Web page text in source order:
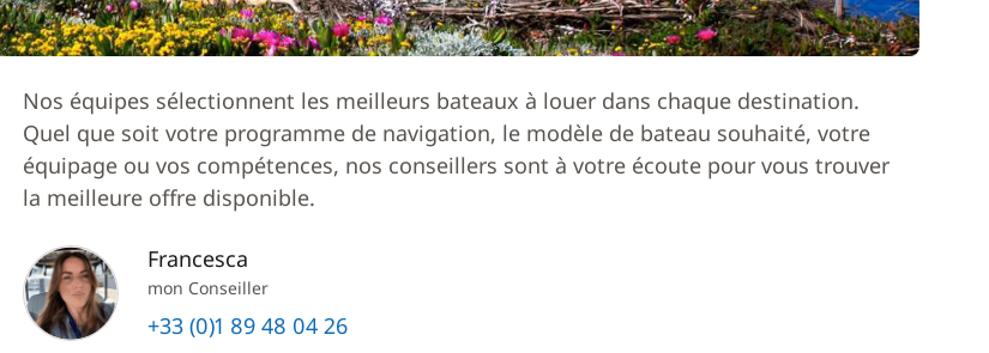
Nos équipes sélectionnent les meilleurs bateaux à louer dans chaque destination.
Quel que soit votre programme de navigation, le modèle de bateau souhaité, votre
équipage ou vos compétences, nos conseillers sont à votre écoute pour vous trouver
la meilleure offre disponible.
Francesca
mon Conseiller
+33 (0)1 89 48 04 26